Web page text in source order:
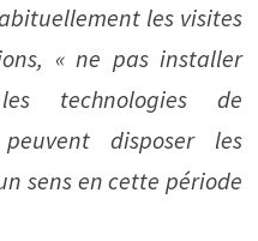
les visites
« ne pas installer
technologies de
disposer les
sens en cette période